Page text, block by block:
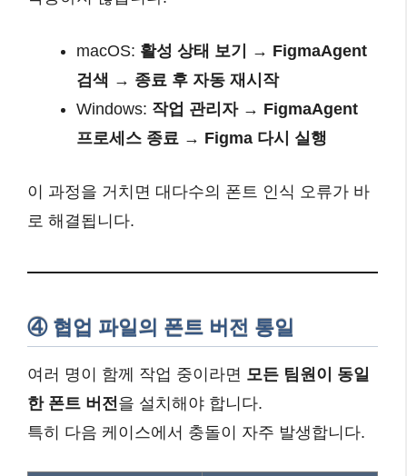
macOS: 활성 상태 보기 → FigmaAgent
검색 → 종료 후 자동 재시작
Windows: 작업 관리자 → FigmaAgent
프로세스 종료 → Figma 다시 실행
이 과정을 거치면 대다수의 폰트 인식 오류가 바
로 해결됩니다.
④ 협업 파일의 폰트 버전 통일
여러 명이 함께 작업 중이라면 모든 팀원이 동일
한 폰트 버전을 설치해야 합니다.
특히 다음 케이스에서 충돌이 자주 발생합니다.